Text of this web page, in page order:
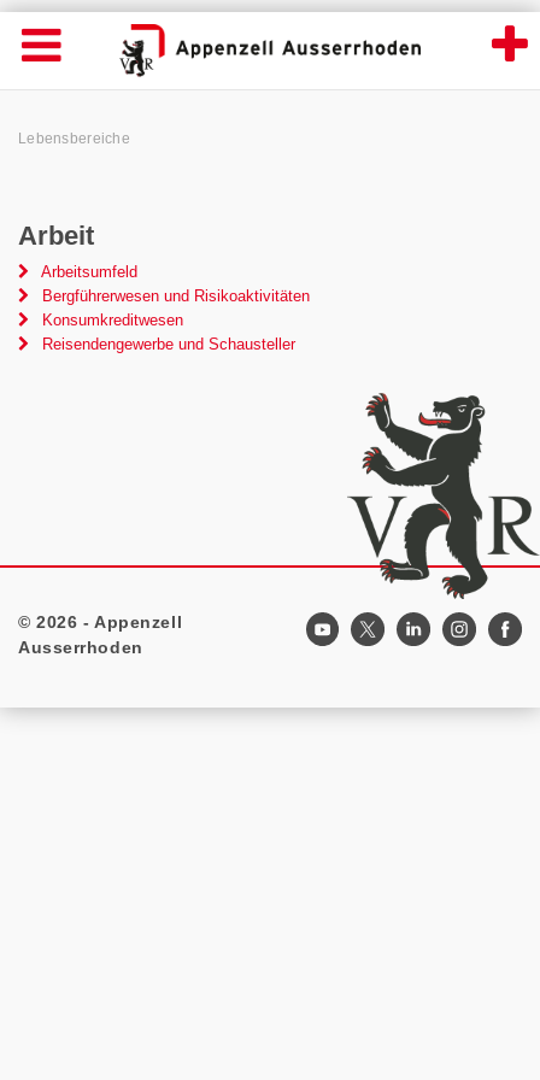
Lebensbereiche - Appenzell Ausserrhoden
Wichtige
Seiten
Home
Inhalt
Navigation öffnen
Inhalt
Pfadnavigation
Lebensbereiche
Arbeit
Arbeitsumfeld
Bergführerwesen und Risikoaktivitäten
Konsumkreditwesen
Reisendengewerbe und Schausteller
Footer
© 2026 - Appenzell
Ausserrhoden